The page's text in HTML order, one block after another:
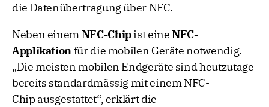
die Datenübertragung über NFC.
Neben einemNFC-Chipist eineNFC-
Applikationfür die mobilen Geräte notwendig.
„Die meisten mobilen Endgeräte sind heutzutage
bereits standardmässig mit einem NFC-
Chip ausgestattet“, erklärt die